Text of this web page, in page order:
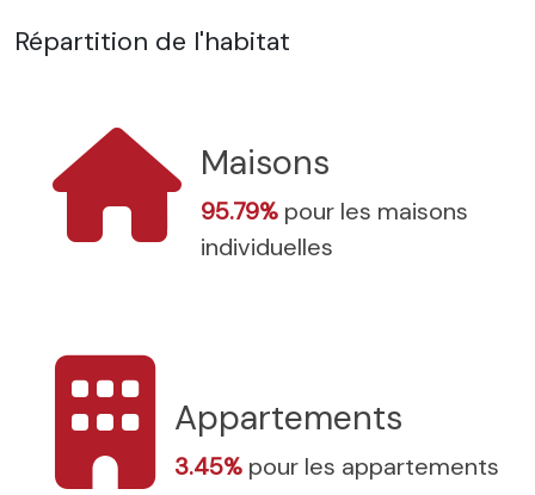
Répartition de l'habitat
Maisons
95.79% pour les maisons
individuelles
Appartements
3.45% pour les appartements